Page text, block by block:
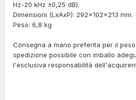
Hz-20 kHz ±0,25 dB).
Dimensioni (LxAxP): 292x102x213 mm.
Peso: 6,8 kg
Consegna a mano preferita per il
spedizione possibile con imballo
l'esclusiva responsabilità